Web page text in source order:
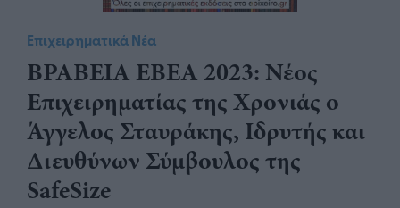
Επιχειρηματικά Νέα
ΒΡΑΒΕΙΑ ΕΒΕΑ 2023: Νέος
Επιχειρηματίας της Χρονιάς ο
Άγγελος Σταυράκης, Ιδρυτής και
Διευθύνων Σύμβουλος της
SafeSize